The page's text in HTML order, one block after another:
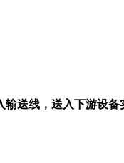
送线，送入下游设备